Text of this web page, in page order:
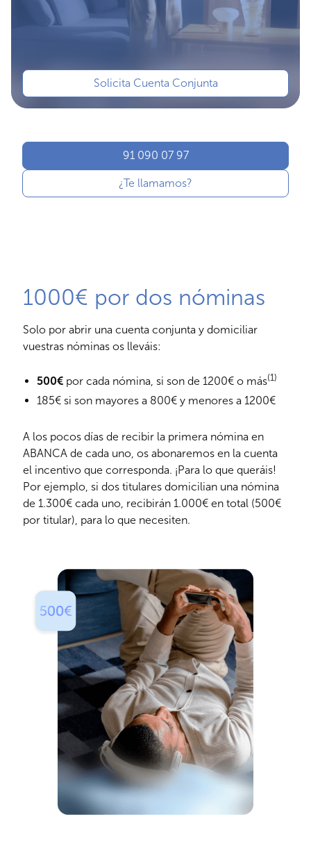
Solicita Cuenta Conjunta
91 090 07 97
¿Te llamamos?
1000€ por dos nóminas
Solo por abrir una cuenta conjunta y domiciliar
vuestras nóminas os lleváis:
500€ por cada nómina, si son de 1200€ o más(1)
185€ si son mayores a 800€ y menores a 1200€
A los pocos días de recibir la primera nómina en
ABANCA de cada uno, os abonaremos en la cuenta
el incentivo que corresponda. ¡Para lo que queráis!
Por ejemplo, si dos titulares domicilian una nómina
de 1.300€ cada uno, recibirán 1.000€ en total (500€
por titular), para lo que necesiten.